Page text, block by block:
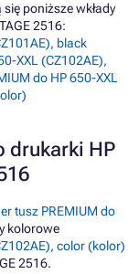
poniższe wkłady
2516:
black
XXL (CZ102AE),
do HP 650-XXL
drukarki HP
tusz PREMIUM do
kolorowe
color (kolor)
2516.